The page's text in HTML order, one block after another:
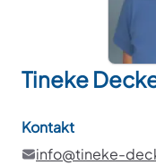
Tineke
Kontakt
info@tineke-